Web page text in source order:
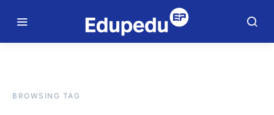
BROWSING TAG